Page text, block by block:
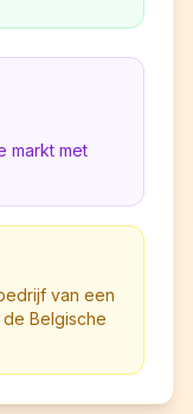
markt met
van een
Belgische